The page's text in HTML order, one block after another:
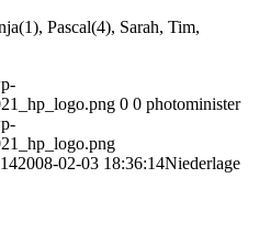
Pascal(4), Sarah, Tim,
0 0 photominister
2008-02-03 18:36:14Niederlage